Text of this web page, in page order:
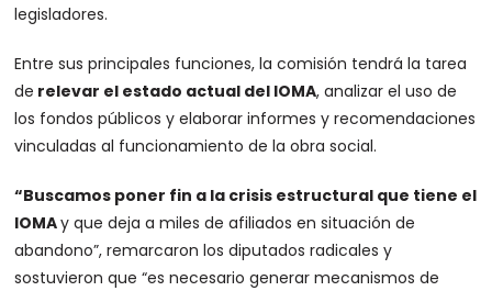
legisladores.
Entre sus principales funciones, la comisión tendrá la tarea
de relevar el estado actual del IOMA, analizar el uso de
los fondos públicos y elaborar informes y recomendaciones
vinculadas al funcionamiento de la obra social.
“Buscamos poner fin a la crisis estructural que tiene el
IOMAy que deja a miles de afiliados en situación de
abandono”, remarcaron los diputados radicales y
sostuvieron que “es necesario generar mecanismos de